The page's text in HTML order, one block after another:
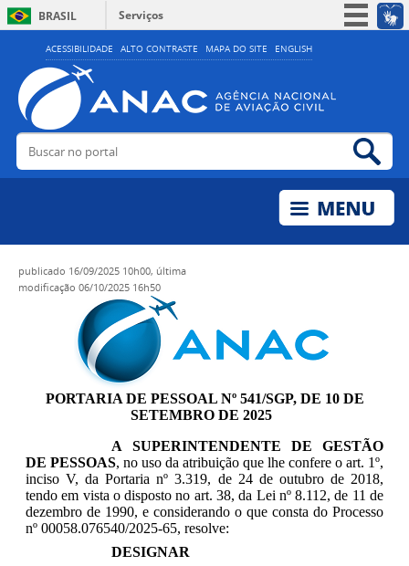
ACESSIBILIDADE ALTO CONTRASTE MAPA DO SITE ENGLISH
BRASIL
Serviços
Simplifique!
Acesso à informação
Legislação
Buscar no portal
publicado 16/09/2025 10h00, última
modificação 06/10/2025 16h50
PORTARIA DE PESSOAL Nº 541/SGP, DE 10 DE
SETEMBRO DE 2025
A SUPERINTENDENTE DE GESTÃO
DE PESSOAS, no uso da atribuição que lhe confere o art. 1º,
inciso V, da Portaria nº 3.319, de 24 de outubro de 2018,
tendo em vista o disposto no art. 38, da Lei nº 8.112, de 11 de
dezembro de 1990, e considerando o que consta do Processo
nº 00058.076540/2025-65, resolve:
DESIGNAR